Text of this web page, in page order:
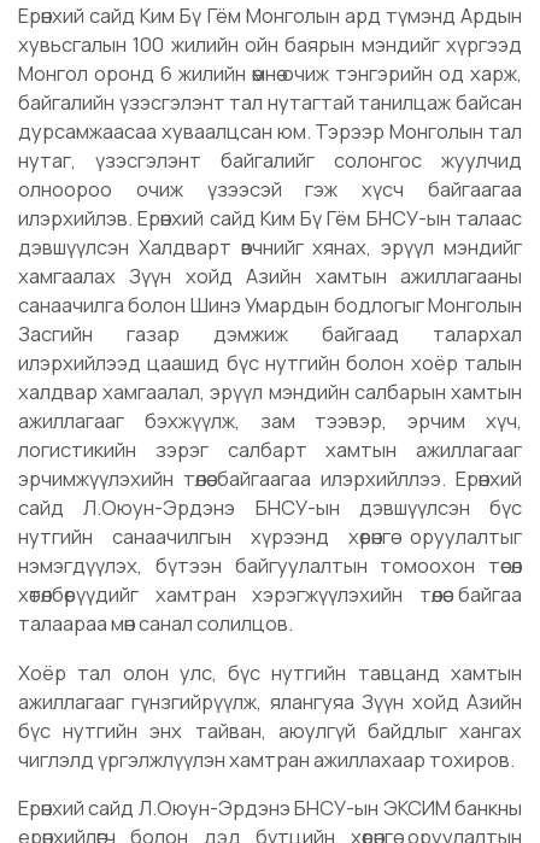
Ерөнхий сайд Ким Бү Гём Монголын ард түмэнд Ардын
хувьсгалын 100 жилийн ойн баярын мэндийг хүргээд
Монгол оронд 6 жилийн өмнө очиж тэнгэрийн од харж,
байгалийн үзэсгэлэнт тал нутагтай танилцаж байсан
дурсамжаасаа хуваалцсан юм. Тэрээр Монголын тал
нутаг, үзэсгэлэнт байгалийг солонгос жуулчид
олноороо очиж үзээсэй гэж хүсч байгаагаа
илэрхийлэв. Ерөнхий сайд Ким Бү Гём БНСУ-ын талаас
дэвшүүлсэн Халдварт өвчнийг хянах, эрүүл мэндийг
хамгаалах Зүүн хойд Азийн хамтын ажиллагааны
санаачилга болон Шинэ Умардын бодлогыг Монголын
Засгийн газар дэмжиж байгаад талархал
илэрхийлээд цаашид бүс нутгийн болон хоёр талын
халдвар хамгаалал, эрүүл мэндийн салбарын хамтын
ажиллагааг бэхжүүлж, зам тээвэр, эрчим хүч,
логистикийн зэрэг салбарт хамтын ажиллагааг
эрчимжүүлэхийн төлөө байгаагаа илэрхийллээ. Ерөнхий
сайд Л.Оюун-Эрдэнэ БНСУ-ын дэвшүүлсэн бүс
нутгийн санаачилгын хүрээнд хөрөнгө оруулалтыг
нэмэгдүүлэх, бүтээн байгуулалтын томоохон төсөл
хөтөлбөрүүдийг хамтран хэрэгжүүлэхийн төлөө байгаа
талаараа мөн санал солилцов.
Хоёр тал олон улс, бүс нутгийн тавцанд хамтын
ажиллагааг гүнзгийрүүлж, ялангуяа Зүүн хойд Азийн
бүс нутгийн энх тайван, аюулгүй байдлыг хангах
чиглэлд үргэлжлүүлэн хамтран ажиллахаар тохиров.
Ерөнхий сайд Л.Оюун-Эрдэнэ БНСУ-ын ЭКСИМ банкны
ерөнхийлөгч болон дэд бүтцийн хөрөнгө оруулалтын